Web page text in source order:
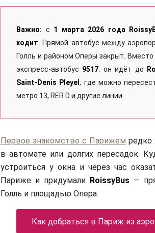
Важно: с 1 марта 2026 года
ходит . Прямой автобус между
Голль и районом Оперы закрыт. Вместо
экспресс-автобус 9517: он идёт до
Saint-Denis Pleyel, где можно
метро 13, RER D и другие линии.
Первое знакомство с Парижем редко
в автомате или долгих пересадок.
устроиться у окна и через час
Париже и придумали RoissyBus—
Голль и площадью Опера.
Как добраться в Париж из